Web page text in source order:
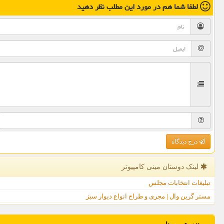
لطفا شما همدر مورد این مطلبنظر دهید
درج دیدگاه
لینک دوستان مینی كامپیوتر
تبلیغات انتخابات مجلس
مستر گرین وال | مجری و طراح انواع دیوار سبز